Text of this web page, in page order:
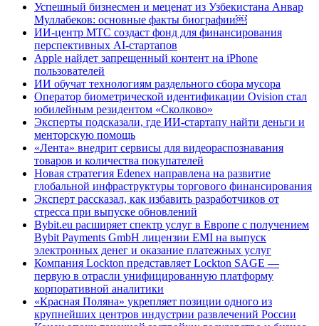
Успешный бизнесмен и меценат из Узбекистана Анвар
Муллабеков: основные факты биографии￼
ИИ-центр МТС создаст фонд для финансирования
перспективных AI-стартапов
Apple найдет запрещенный контент на iPhone
пользователей
ИИ обучат технологиям раздельного сбора мусора
Оператор биометрической идентификации Ovision стал
юбилейным резидентом «Сколково»
Эксперты подсказали, где ИИ-стартапу найти деньги и
менторскую помощь
«Лента» внедрит сервисы для видеораспознавания
товаров и количества покупателей
Новая стратегия Edenex направлена на развитие
глобальной инфраструктуры торгового финансирования
Эксперт рассказал, как избавить разработчиков от
стресса при выпуске обновлений
Bybit.eu расширяет спектр услуг в Европе с получением
Bybit Payments GmbH лицензии EMI на выпуск
электронных денег и оказание платежных услуг
Компания Lockton представляет Lockton SAGE —
первую в отрасли унифицированную платформу
корпоративной аналитики
«Красная Поляна» укрепляет позиции одного из
крупнейших центров индустрии развлечений России